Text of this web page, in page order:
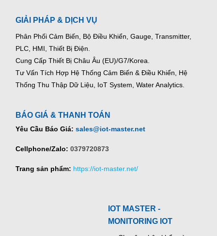
GIẢI PHÁP & DỊCH VỤ
Phân Phối Cảm Biến, Bộ Điều Khiển, Gauge, Transmitter,
PLC, HMI, Thiết Bị Điện.
Cung Cấp Thiết Bị Châu Âu (EU)/G7/Korea.
Tư Vấn Tích Hợp Hệ Thống Cảm Biến & Điều Khiển, Hệ
Thống Thu Thập Dữ Liệu, IoT System, Water Analytics.
BÁO GIÁ & THANH TOÁN
Yêu Cầu Báo Giá: sales@iot-master.net
Cellphone/Zalo: 0379720873
Trang sản phẩm: https://iot-master.net/
IOT MASTER -
MONITORING IOT